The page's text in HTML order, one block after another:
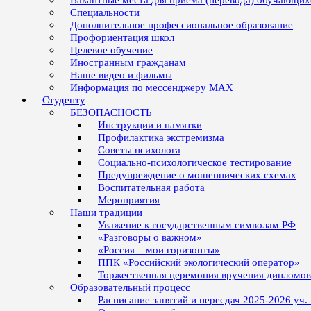
Специальности
Дополнительное профессиональное образование
Профориентация школ
Целевое обучение
Иностранным гражданам
Наше видео и фильмы
Информация по мессенджеру MAX
Студенту
БЕЗОПАСНОСТЬ
Инструкции и памятки
Профилактика экстремизма
Советы психолога
Социально-психологическое тестирование
Предупреждение о мошеннических схемах
Воспитательная работа
Мероприятия
Наши традиции
Уважение к государственным символам РФ
«Разговоры о важном»
«Россия – мои горизонты»
ППК «Российский экологический оператор»
Торжественная церемония вручения
Образовательный процесс
Расписание занятий и пересдач 2025-2026 уч.